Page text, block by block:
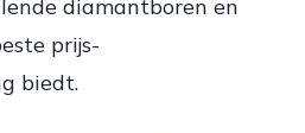
diamantboren en
prijs-
biedt.